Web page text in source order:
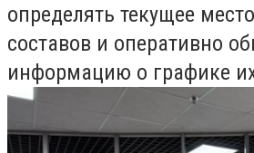
определять текущее
составов и оперативно
информацию о графике